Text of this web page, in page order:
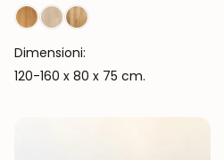
Dimensioni:
120-160 x 80 x 75 cm.